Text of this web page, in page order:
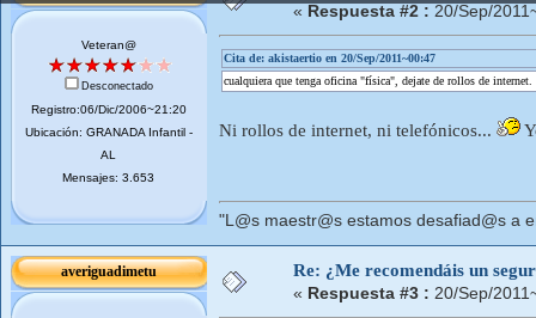
Veteran@
Desconectado
Registro:06/Dic/2006~21:20
Ubicación: GRANADA Infantil -
AL
Mensajes: 3.653
« Respuesta #2 : 20/Sep/
Cita de: akistaertio en 20/Sep/2011~00:47
cualquiera que tenga oficina "física", dejate de rollos de internet.
Ni rollos de internet, ni telefónicos...
"L@s maestr@s estamos desafiad@s a
averiguadimetu Re: ¿Me recomendáis un
« Respuesta #3 : 20/Sep/